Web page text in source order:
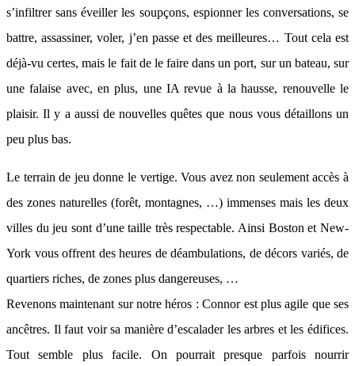
s’infiltrer sans éveiller les soupçons, espionner les conversations, se
battre, assassiner, voler, j’en passe et des meilleures… Tout cela est
déjà-vu certes, mais le fait de le faire dans un port, sur un bateau, sur
une falaise avec, en plus, une IA revue à la hausse, renouvelle le
plaisir. Il y a aussi de nouvelles quêtes que nous vous détaillons un
peu plus bas.
Le terrain de jeu donne le vertige. Vous avez non seulement accès à
des zones naturelles (forêt, montagnes, …) immenses mais les deux
villes du jeu sont d’une taille très respectable. Ainsi Boston et New-
York vous offrent des heures de déambulations, de décors variés, de
quartiers riches, de zones plus dangereuses, …
Revenons maintenant sur notre héros : Connor est plus agile que ses
ancêtres. Il faut voir sa manière d’escalader les arbres et les édifices.
Tout semble plus facile. On pourrait presque parfois nourrir